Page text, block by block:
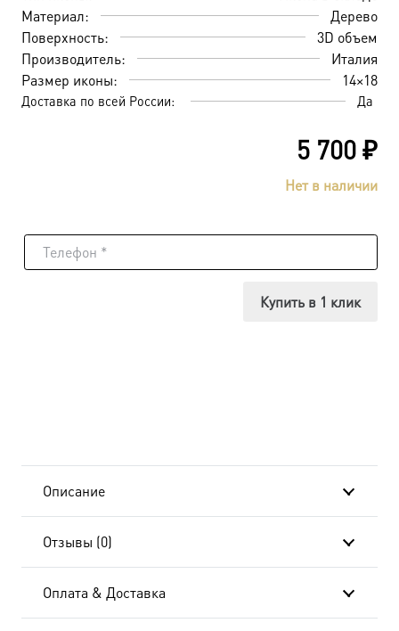
Материал:
Дерево
Поверхность:
3D объем
Производитель:
Италия
Размер иконы:
14×18
Доставка по всей России: Да
5 700₽
Нет в наличии
Купить в 1 клик
Описание
Отзывы (0)
Оплата & Доставка